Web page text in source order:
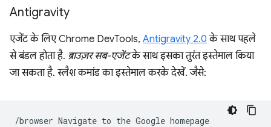
Antigravity
एजेंट के लिए Chrome DevTools, Antigravity 2.0 के साथ पहले
से बंडल होता है. ब्राउज़र सब-एजेंटके साथ इसका तुरंत इस्तेमाल किया
जा सकता है. स्लैश कमांड का इस्तेमाल करके देखें. जैसे:
/browser Navigate to the Google